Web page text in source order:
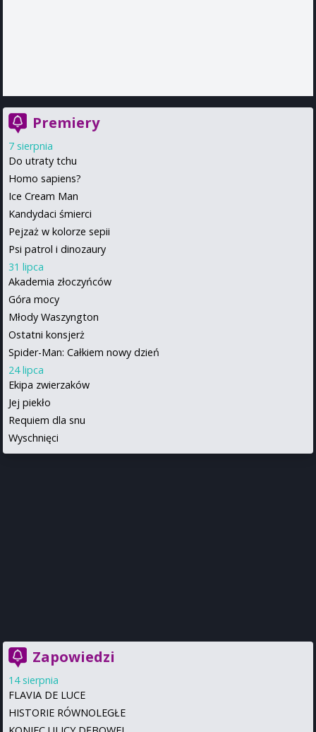
Premiery
7 sierpnia
Do utraty tchu
Homo sapiens?
Ice Cream Man
Kandydaci śmierci
Pejzaż w kolorze sepii
Psi patrol i dinozaury
31 lipca
Akademia złoczyńców
Góra mocy
Młody Waszyngton
Ostatni konsjerż
Spider-Man: Całkiem nowy dzień
24 lipca
Ekipa zwierzaków
Jej piekło
Requiem dla snu
Wyschnięci
Zapowiedzi
14 sierpnia
FLAVIA DE LUCE
HISTORIE RÓWNOLEGŁE